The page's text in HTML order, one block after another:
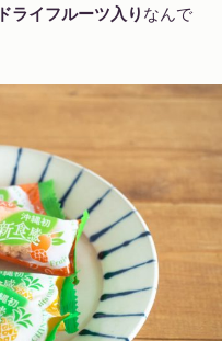
ドライフルーツ入りなんで